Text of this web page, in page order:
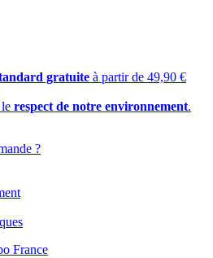
gratuite à partir de 49,90 €
respect de notre environnement.
?